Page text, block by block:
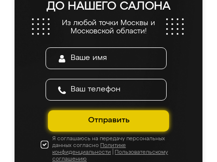
ДО НАШЕГО САЛОНА
Из любой точки Москвы и
Московской области!
Отправить
Я соглашаюсь на передачу персональных
данных согласно Политике
конфиденциальности
Пользовательскому
соглашению